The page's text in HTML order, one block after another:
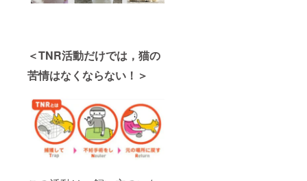
＜TNR活動だけでは，猫の
苦情はなくならない！＞